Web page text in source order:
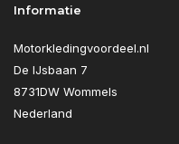
Informatie
Motorkledingvoordeel.nl
De IJsbaan 7
8731DW Wommels
Nederland